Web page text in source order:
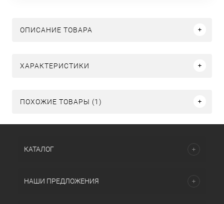
ОПИСАНИЕ ТОВАРА
ХАРАКТЕРИСТИКИ
ПОХОЖИЕ ТОВАРЫ (1)
КАТАЛОГ
НАШИ ПРЕДЛОЖЕНИЯ